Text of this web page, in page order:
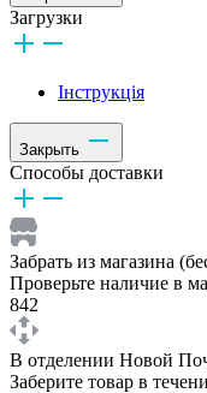
Загрузки
Інструкція
Закрыть
Способы доставки
Забрать из магазина
Проверьте наличие в
842
В отделении Новой
Заберите товар в